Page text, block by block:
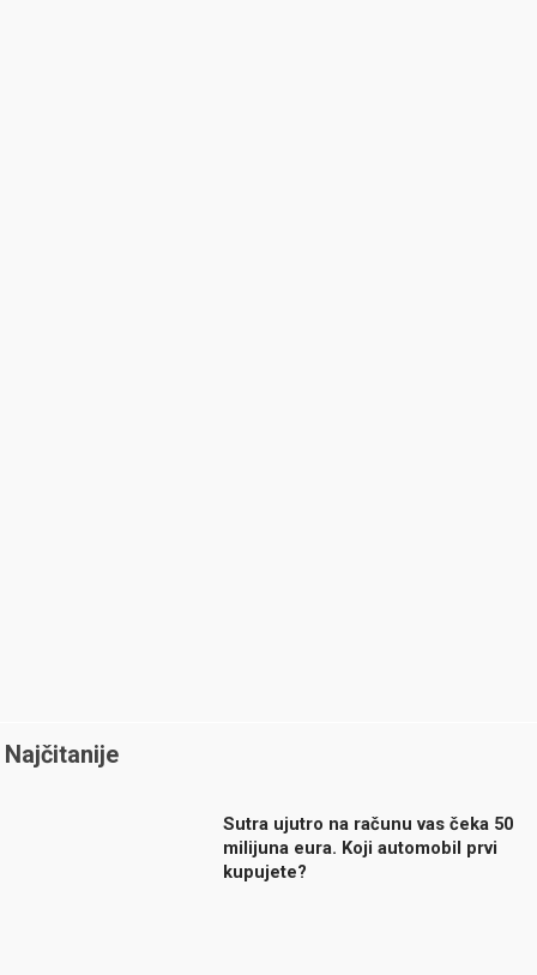
Najčitanije
Sutra ujutro na računu vas čeka 50
milijuna eura. Koji automobil prvi
kupujete?